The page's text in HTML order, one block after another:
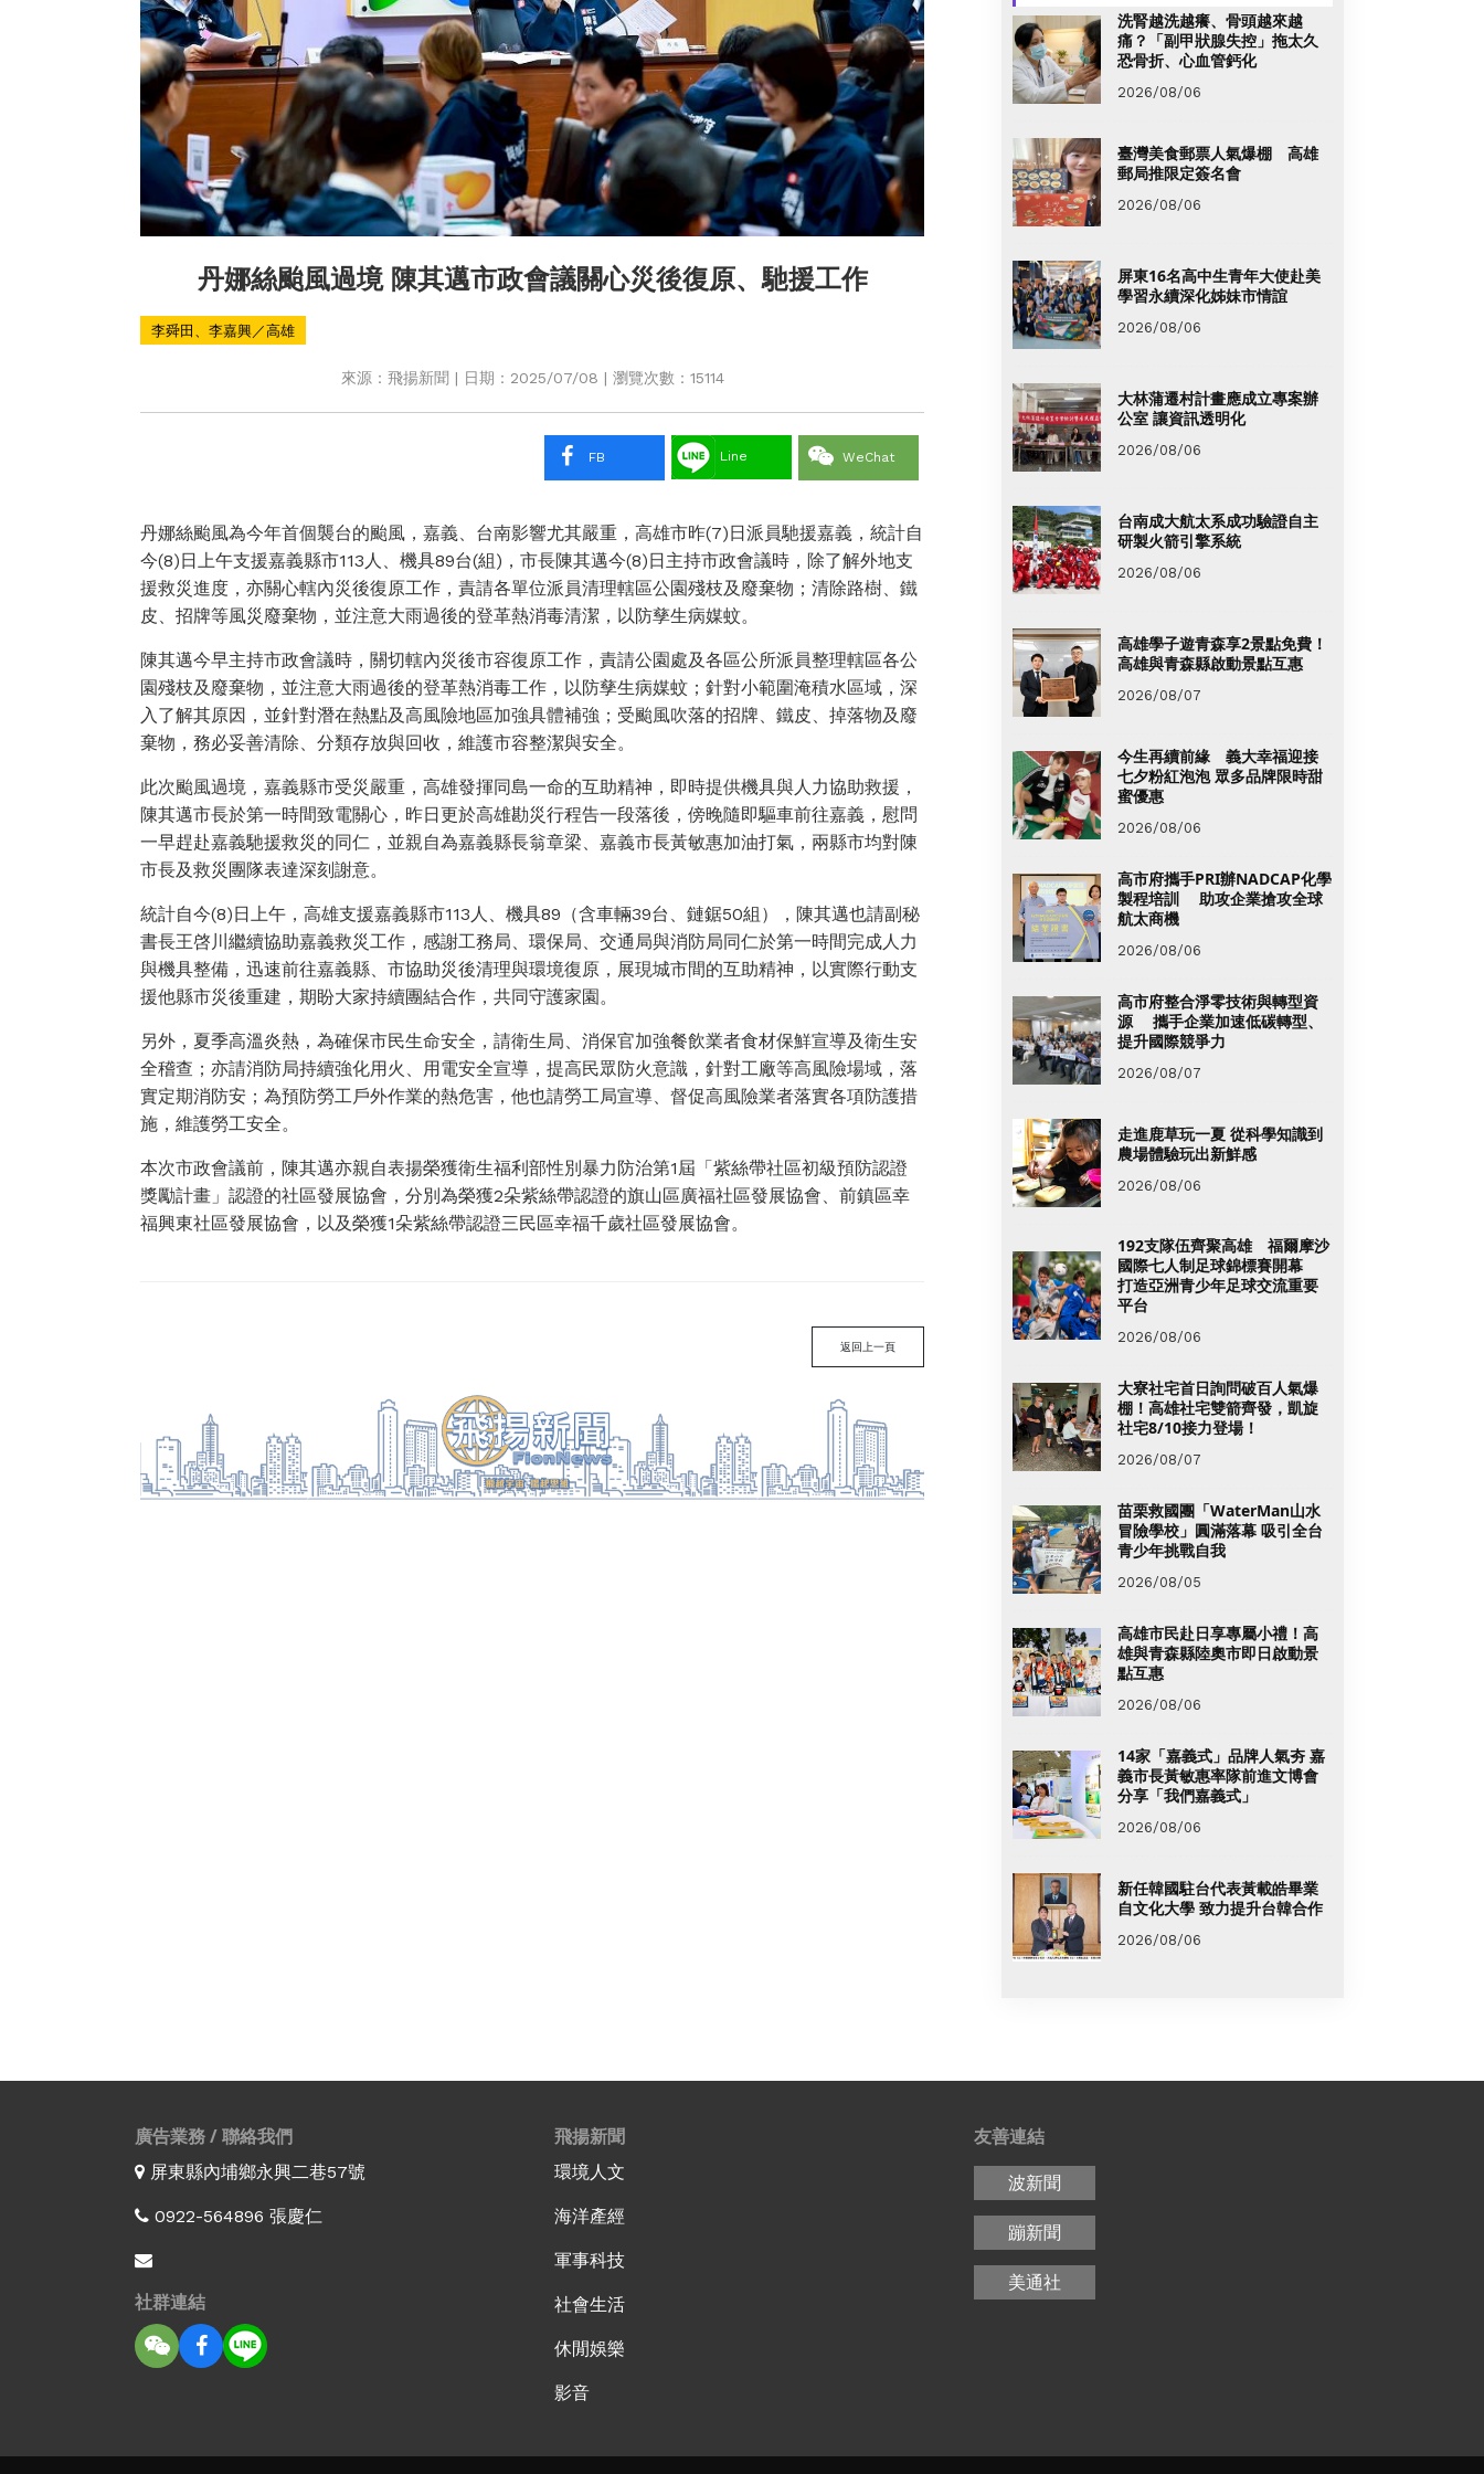
丹娜絲颱風過境 陳其邁市政會議關心災後復原、馳援工作
李舜田、李嘉興／高雄
來源：飛揚新聞 | 日期：2025/07/08 | 瀏覽次數：15114
FB Line WeChat
丹娜絲颱風為今年首個襲台的颱風，嘉義、台南影響尤其嚴重，高雄市昨(7)日派員馳援嘉義，統計自
今(8)日上午支援嘉義縣市113人、機具89台(組)，市長陳其邁今(8)日主持市政會議時，除了解外地支
援救災進度，亦關心轄內災後復原工作，責請各單位派員清理轄區公園殘枝及廢棄物；清除路樹、鐵
皮、招牌等風災廢棄物，並注意大雨過後的登革熱消毒清潔，以防孳生病媒蚊。
陳其邁今早主持市政會議時，關切轄內災後市容復原工作，責請公園處及各區公所派員整理轄區各公
園殘枝及廢棄物，並注意大雨過後的登革熱消毒工作，以防孳生病媒蚊；針對小範圍淹積水區域，深
入了解其原因，並針對潛在熱點及高風險地區加強具體補強；受颱風吹落的招牌、鐵皮、掉落物及廢
棄物，務必妥善清除、分類存放與回收，維護市容整潔與安全。
此次颱風過境，嘉義縣市受災嚴重，高雄發揮同島一命的互助精神，即時提供機具與人力協助救援，
陳其邁市長於第一時間致電關心，昨日更於高雄勘災行程告一段落後，傍晚隨即驅車前往嘉義，慰問
一早趕赴嘉義馳援救災的同仁，並親自為嘉義縣長翁章梁、嘉義市長黃敏惠加油打氣，兩縣市均對陳
市長及救災團隊表達深刻謝意。
統計自今(8)日上午，高雄支援嘉義縣市113人、機具89（含車輛39台、鏈鋸50組），陳其邁也請副秘
書長王啓川繼續協助嘉義救災工作，感謝工務局、環保局、交通局與消防局同仁於第一時間完成人力
與機具整備，迅速前往嘉義縣、市協助災後清理與環境復原，展現城市間的互助精神，以實際行動支
援他縣市災後重建，期盼大家持續團結合作，共同守護家園。
另外，夏季高溫炎熱，為確保市民生命安全，請衛生局、消保官加強餐飲業者食材保鮮宣導及衛生安
全稽查；亦請消防局持續強化用火、用電安全宣導，提高民眾防火意識，針對工廠等高風險場域，落
實定期消防安；為預防勞工戶外作業的熱危害，他也請勞工局宣導、督促高風險業者落實各項防護措
施，維護勞工安全。
本次市政會議前，陳其邁亦親自表揚榮獲衛生福利部性別暴力防治第1屆「紫絲帶社區初級預防認證
獎勵計畫」認證的社區發展協會，分別為榮獲2朵紫絲帶認證的旗山區廣福社區發展協會、前鎮區幸
福興東社區發展協會，以及榮獲1朵紫絲帶認證三民區幸福千歲社區發展協會。
返回上一頁
洗腎越洗越癢、骨頭越來越
痛？「副甲狀腺失控」拖太久
恐骨折、心血管鈣化
2026/08/06
臺灣美食郵票人氣爆棚 高雄
郵局推限定簽名會
2026/08/06
屏東16名高中生青年大使赴美
學習永續深化姊妹市情誼
2026/08/06
大林蒲遷村計畫應成立專案辦
公室 讓資訊透明化
2026/08/06
台南成大航太系成功驗證自主
研製火箭引擎系統
2026/08/06
高雄學子遊青森享2景點免費！
高雄與青森縣啟動景點互惠
2026/08/07
今生再續前緣 義大幸福迎接
七夕粉紅泡泡 眾多品牌限時甜
蜜優惠
2026/08/06
高市府攜手PRI辦NADCAP化學
製程培訓 助攻企業搶攻全球
航太商機
2026/08/06
高市府整合淨零技術與轉型資
源 攜手企業加速低碳轉型、
提升國際競爭力
2026/08/07
走進鹿草玩一夏 從科學知識到
農場體驗玩出新鮮感
2026/08/06
192支隊伍齊聚高雄 福爾摩沙
國際七人制足球錦標賽開幕
打造亞洲青少年足球交流重要
平台
2026/08/06
大寮社宅首日詢問破百人氣爆
棚！高雄社宅雙箭齊發，凱旋
社宅8/10接力登場！
2026/08/07
苗栗救國團「WaterMan山水
冒險學校」圓滿落幕 吸引全台
青少年挑戰自我
2026/08/05
高雄市民赴日享專屬小禮！高
雄與青森縣陸奧市即日啟動景
點互惠
2026/08/06
14家「嘉義式」品牌人氣夯 嘉
義市長黃敏惠率隊前進文博會
分享「我們嘉義式」
2026/08/06
新任韓國駐台代表黃載皓畢業
自文化大學 致力提升台韓合作
2026/08/06
廣告業務 / 聯絡我們
屏東縣內埔鄉永興二巷57號
0922-564896 張慶仁
社群連結
飛揚新聞
環境人文
海洋產經
軍事科技
社會生活
休閒娛樂
影音
友善連結
波新聞
蹦新聞
美通社